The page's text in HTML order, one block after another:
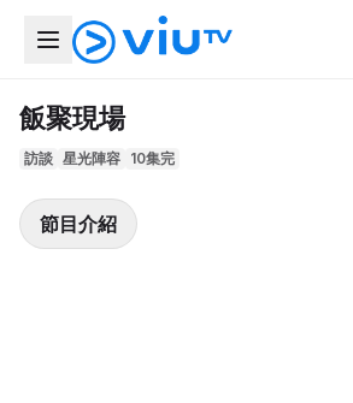
飯聚現場
訪談 星光陣容 10集完
節目介紹